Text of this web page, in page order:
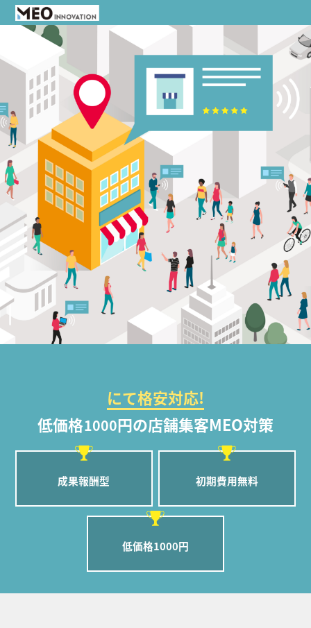
にて格安対応!
低価格1000円の店舗集客MEO対策
成果報酬型 初期費用無料
低価格1000円